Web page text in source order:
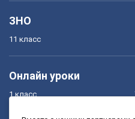
ЗНО
11 класс
Онлайн уроки
1 класс